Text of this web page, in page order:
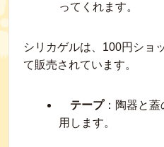
ってくれます。
シリカゲルは、100円ショ
て販売されています。
テープ：陶器と蓋
用します。